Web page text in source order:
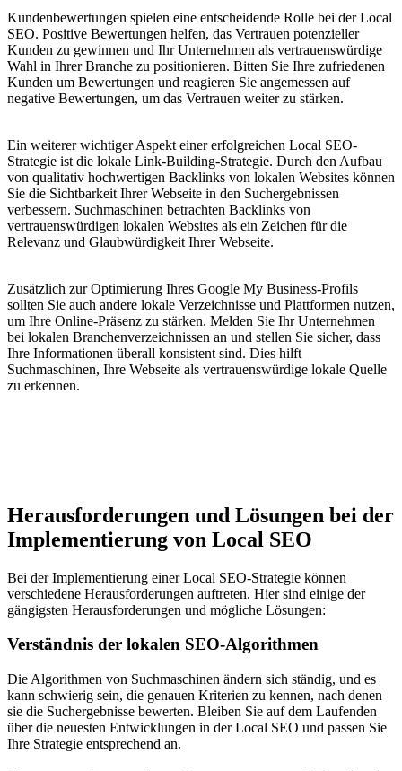
Kundenbewertungen spielen eine entscheidende Rolle bei der Local
SEO. Positive Bewertungen helfen, das Vertrauen potenzieller
Kunden zu gewinnen und Ihr Unternehmen als vertrauenswürdige
Wahl in Ihrer Branche zu positionieren. Bitten Sie Ihre zufriedenen
Kunden um Bewertungen und reagieren Sie angemessen auf
negative Bewertungen, um das Vertrauen weiter zu stärken.
Ein weiterer wichtiger Aspekt einer erfolgreichen Local SEO-
Strategie ist die lokale Link-Building-Strategie. Durch den Aufbau
von qualitativ hochwertigen Backlinks von lokalen Websites können
Sie die Sichtbarkeit Ihrer Webseite in den Suchergebnissen
verbessern. Suchmaschinen betrachten Backlinks von
vertrauenswürdigen lokalen Websites als ein Zeichen für die
Relevanz und Glaubwürdigkeit Ihrer Webseite.
Zusätzlich zur Optimierung Ihres Google My Business-Profils
sollten Sie auch andere lokale Verzeichnisse und Plattformen nutzen,
um Ihre Online-Präsenz zu stärken. Melden Sie Ihr Unternehmen
bei lokalen Branchenverzeichnissen an und stellen Sie sicher, dass
Ihre Informationen überall konsistent sind. Dies hilft
Suchmaschinen, Ihre Webseite als vertrauenswürdige lokale Quelle
zu erkennen.
Herausforderungen und Lösungen bei der
Implementierung von Local SEO
Bei der Implementierung einer Local SEO-Strategie können
verschiedene Herausforderungen auftreten. Hier sind einige der
gängigsten Herausforderungen und mögliche Lösungen:
Verständnis der lokalen SEO-Algorithmen
Die Algorithmen von Suchmaschinen ändern sich ständig, und es
kann schwierig sein, die genauen Kriterien zu kennen, nach denen
sie die Suchergebnisse bewerten. Bleiben Sie auf dem Laufenden
über die neuesten Entwicklungen in der Local SEO und passen Sie
Ihre Strategie entsprechend an.